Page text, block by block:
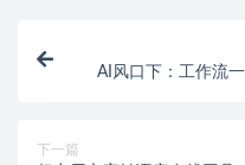
AI风口下：工作流
下一篇